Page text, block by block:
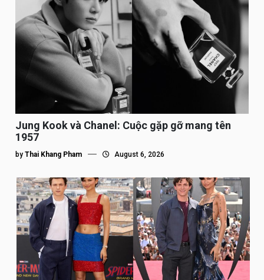
Jung Kook và Chanel: Cuộc gặp gỡ mang tên
1957
by Thai Khang Pham August 6, 2026